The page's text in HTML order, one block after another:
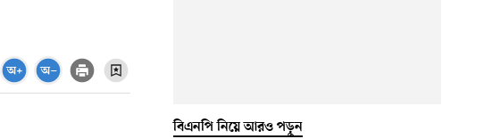
বিএনপি নিয়ে আরও পড়ুন